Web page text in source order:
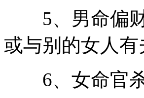
5、男命偏财
或与别的女人
6、女命官杀